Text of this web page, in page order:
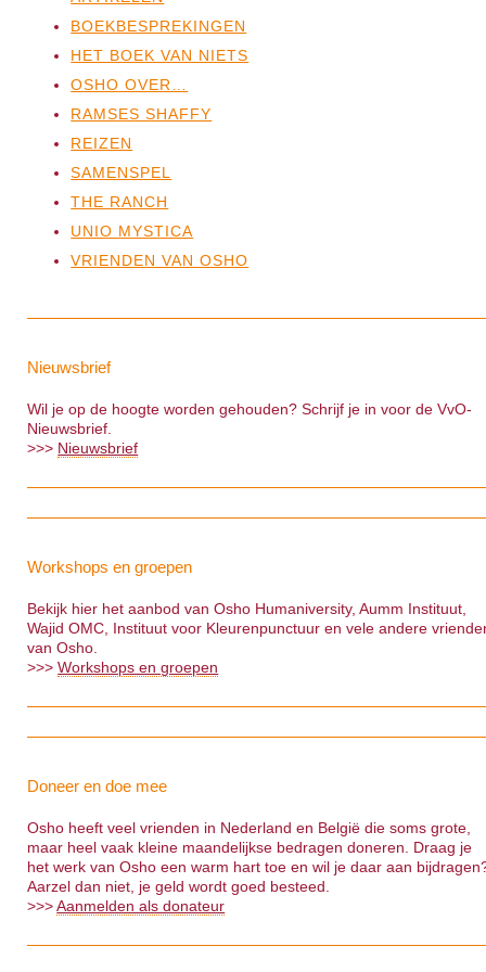
BOEKBESPREKINGEN
HET BOEK VAN NIETS
OSHO OVER…
RAMSES SHAFFY
REIZEN
SAMENSPEL
THE RANCH
UNIO MYSTICA
VRIENDEN VAN OSHO
Nieuwsbrief
Wil je op de hoogte worden gehouden? Schrijf je in voor de VvO-
Nieuwsbrief.
>>> Nieuwsbrief
Workshops en groepen
Bekijk hier het aanbod van Osho Humaniversity, Aumm Instituut,
Wajid OMC, Instituut voor Kleurenpunctuur en vele andere
van Osho.
>>>Workshops en groepen
Doneer en doe mee
Osho heeft veel vrienden in Nederland en België die soms grote,
maar heel vaak kleine maandelijkse bedragen doneren. Draag je
het werk van Osho een warm hart toe en wil je daar aan
Aarzel dan niet, je geld wordt goed besteed.
>>>Aanmelden als donateur